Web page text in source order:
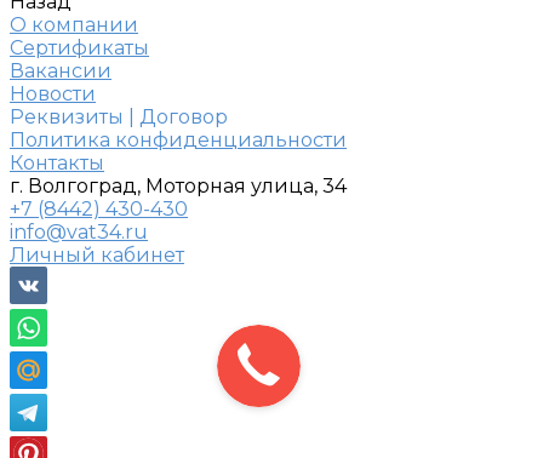
О компании
Сертификаты
Вакансии
Новости
Реквизиты | Договор
Политика конфиденциальности
Контакты
г. Волгоград, Моторная улица, 34
+7 (8442) 430-430
info@vat34.ru
Личный кабинет